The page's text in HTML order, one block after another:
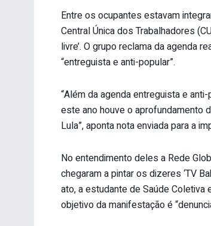
Entre os ocupantes estavam
Central Única dos Trabalhadores
livre’. O grupo reclama da agenda
“entreguista e anti-popular”.
“Além da agenda entreguista e
este ano houve o aprofundamento
Lula”, aponta nota enviada para a
No entendimento deles a Rede
chegaram a pintar os dizeres ‘TV
ato, a estudante de Saúde Coletiva
objetivo da manifestação é